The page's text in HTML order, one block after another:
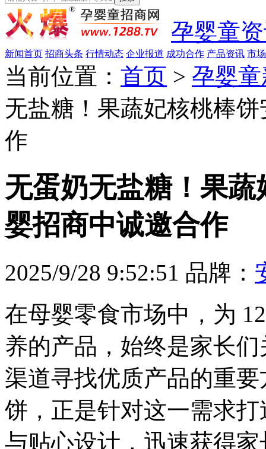
孕婴童
新闻首页 招商头条 行情动态 企业报道 成功合作 产品资讯 市
当前位置： 首页 > 孕婴
无盐糖！果蔬妃核桃棒
作
无蛋奶无盐糖！果
婴招商中诚邀合作
2025/9/28 9:52:51 品牌：
在母婴零食市场中，为
养的产品，始终是家长
渠道寻找优质产品的重
饼，正是针对这一需求
与贴心设计，迅速获得